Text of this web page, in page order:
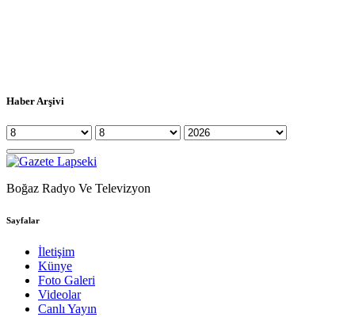
Haber Arşivi
Boğaz Radyo Ve Televizyon
Sayfalar
İletişim
Künye
Foto Galeri
Videolar
Canlı Yayın